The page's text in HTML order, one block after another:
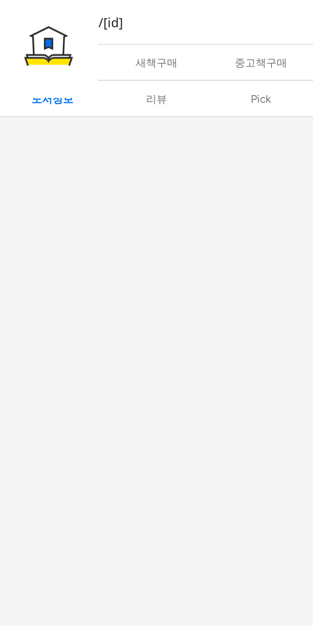
book/rent/[id]
대여 새책구매 중고책구매
도서정보 리뷰 Pick